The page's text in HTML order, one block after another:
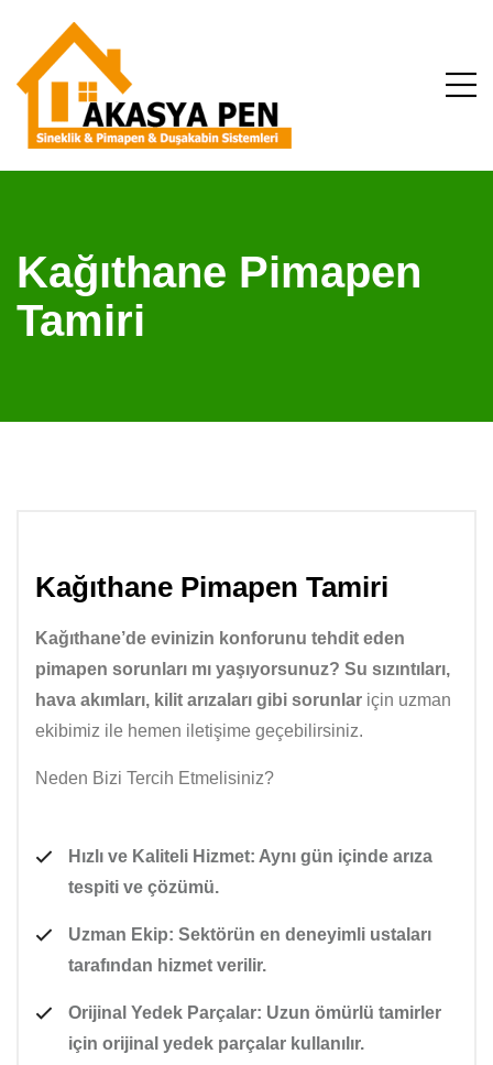
Kağıthane Pimapen
Tamiri
Kağıthane Pimapen Tamiri
Kağıthane’de evinizin konforunu tehdit eden
pimapen sorunları mı yaşıyorsunuz? Su sızıntıları,
hava akımları, kilit arızaları gibi sorunlar için uzman
ekibimiz ile hemen iletişime geçebilirsiniz.
Neden Bizi Tercih Etmelisiniz?
Hızlı ve Kaliteli Hizmet: Aynı gün içinde arıza
tespiti ve çözümü.
Uzman Ekip: Sektörün en deneyimli ustaları
tarafından hizmet verilir.
Orijinal Yedek Parçalar: Uzun ömürlü tamirler
için orijinal yedek parçalar kullanılır.